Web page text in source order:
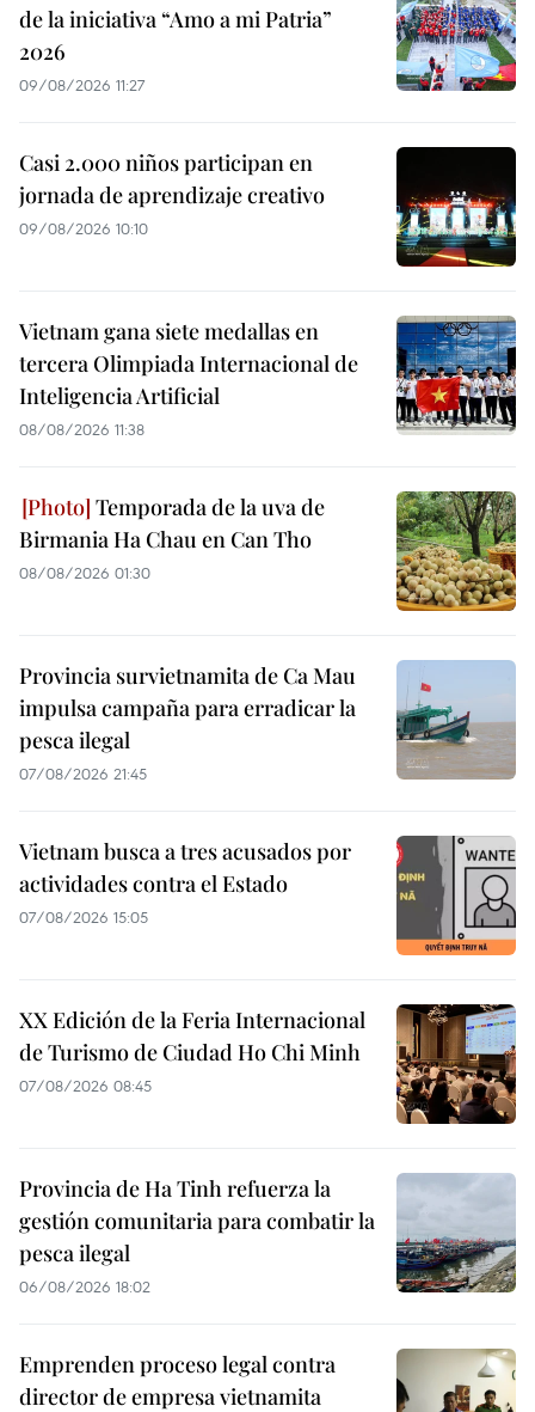
de la iniciativa “Amo a mi Patria”
2026
09/08/2026 11:27
Casi 2.000 niños participan en
jornada de aprendizaje creativo
09/08/2026 10:10
Vietnam gana siete medallas en
tercera Olimpiada Internacional de
Inteligencia Artificial
08/08/2026 11:38
Temporada de la uva de
Birmania Ha Chau en Can Tho
08/08/2026 01:30
Provincia survietnamita de Ca Mau
impulsa campaña para erradicar la
pesca ilegal
07/08/2026 21:45
Vietnam busca a tres acusados por
actividades contra el Estado
07/08/2026 15:05
XX Edición de la Feria Internacional
de Turismo de Ciudad Ho Chi Minh
07/08/2026 08:45
Provincia de Ha Tinh refuerza la
gestión comunitaria para combatir la
pesca ilegal
06/08/2026 18:02
Emprenden proceso legal contra
director de empresa vietnamita